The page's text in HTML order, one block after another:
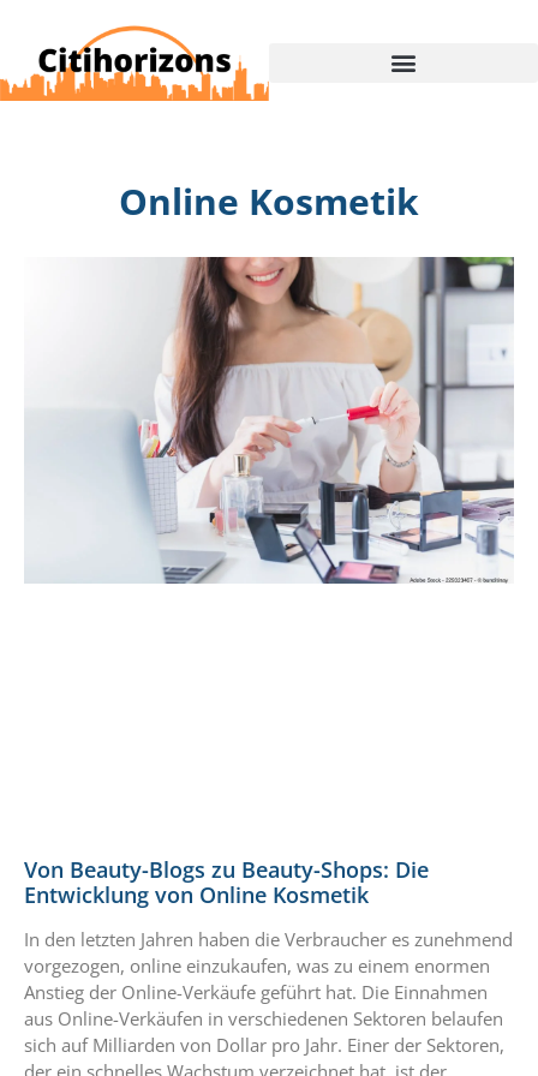
Online Kosmetik
Von Beauty-Blogs zu Beauty-Shops: Die
Entwicklung von Online Kosmetik
In den letzten Jahren haben die Verbraucher es zunehmend
vorgezogen, online einzukaufen, was zu einem enormen
Anstieg der Online-Verkäufe geführt hat. Die Einnahmen
aus Online-Verkäufen in verschiedenen Sektoren belaufen
sich auf Milliarden von Dollar pro Jahr. Einer der Sektoren,